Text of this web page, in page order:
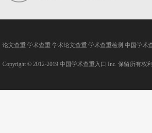
论文查重 学术查重 学术论文查重 学术查重检测 中国学术
Copyright © 2012-2019 中国学术查重入口 Inc. 保留所有权